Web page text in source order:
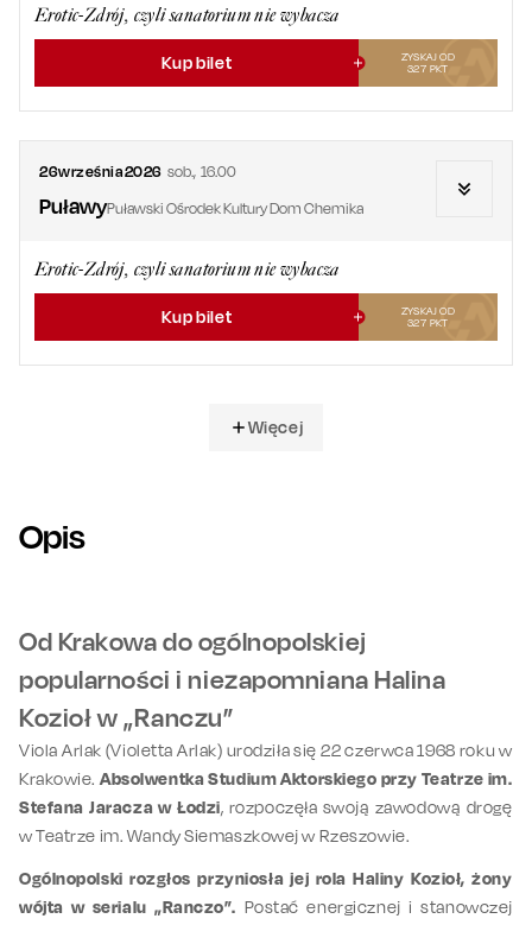
Erotic-Zdrój, czyli sanatorium nie wybacza
Kup bilet
ZYSKAJ OD
327 PKT
26września2026 sob., 16.00
PuławyPuławski Ośrodek Kultury Dom Chemika
Erotic-Zdrój, czyli sanatorium nie wybacza
Kup bilet
ZYSKAJ OD
327 PKT
Więcej
Opis
Od Krakowa do ogólnopolskiej
popularności i niezapomniana Halina
Kozioł w „Ranczu”
Viola Arlak (Violetta Arlak) urodziła się 22 czerwca 1968 roku w
Krakowie. Absolwentka Studium Aktorskiego przy Teatrze im.
Stefana Jaracza w Łodzi, rozpoczęła swoją zawodową drogę
w Teatrze im. Wandy Siemaszkowej w Rzeszowie.
Ogólnopolski rozgłos przyniosła jej rola Haliny Kozioł, żony
wójta w serialu „Ranczo”. Postać energicznej i stanowczej